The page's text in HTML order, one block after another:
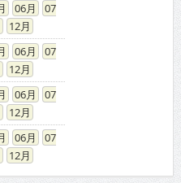
06
07
12
06
07
12
06
07
12
06
07
12